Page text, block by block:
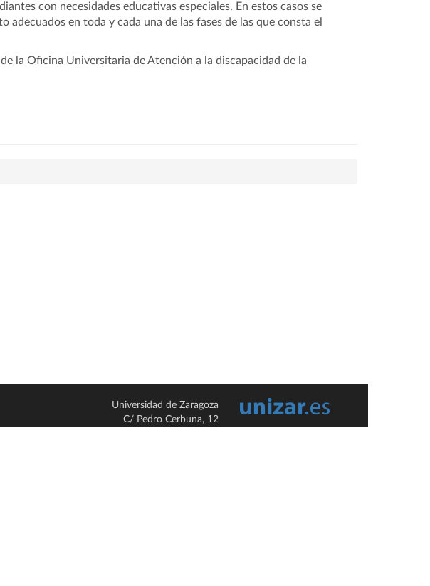
con necesidades educativas especiales. En estos casos se
adecuados en toda y cada una de las fases de las que consta el
la Oficina Universitaria de Atención a la discapacidad de la
Universidad de Zaragoza
C/ Pedro Cerbuna, 12